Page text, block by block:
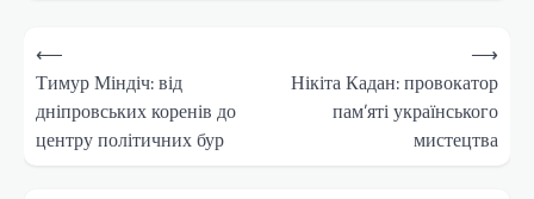
Навігація
записів
⟵
Тимур Міндіч: від
дніпровських коренів до
центру політичних бур
Нікіта Кадан: провокатор
пам’яті українського
мистецтва
⟶